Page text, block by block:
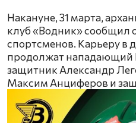
Накануне, 31 марта,
клуб «Водник» сообщил
спортсменов. Карьеру в
продолжат нападающий
защитник Александр
Максим Анциферов и